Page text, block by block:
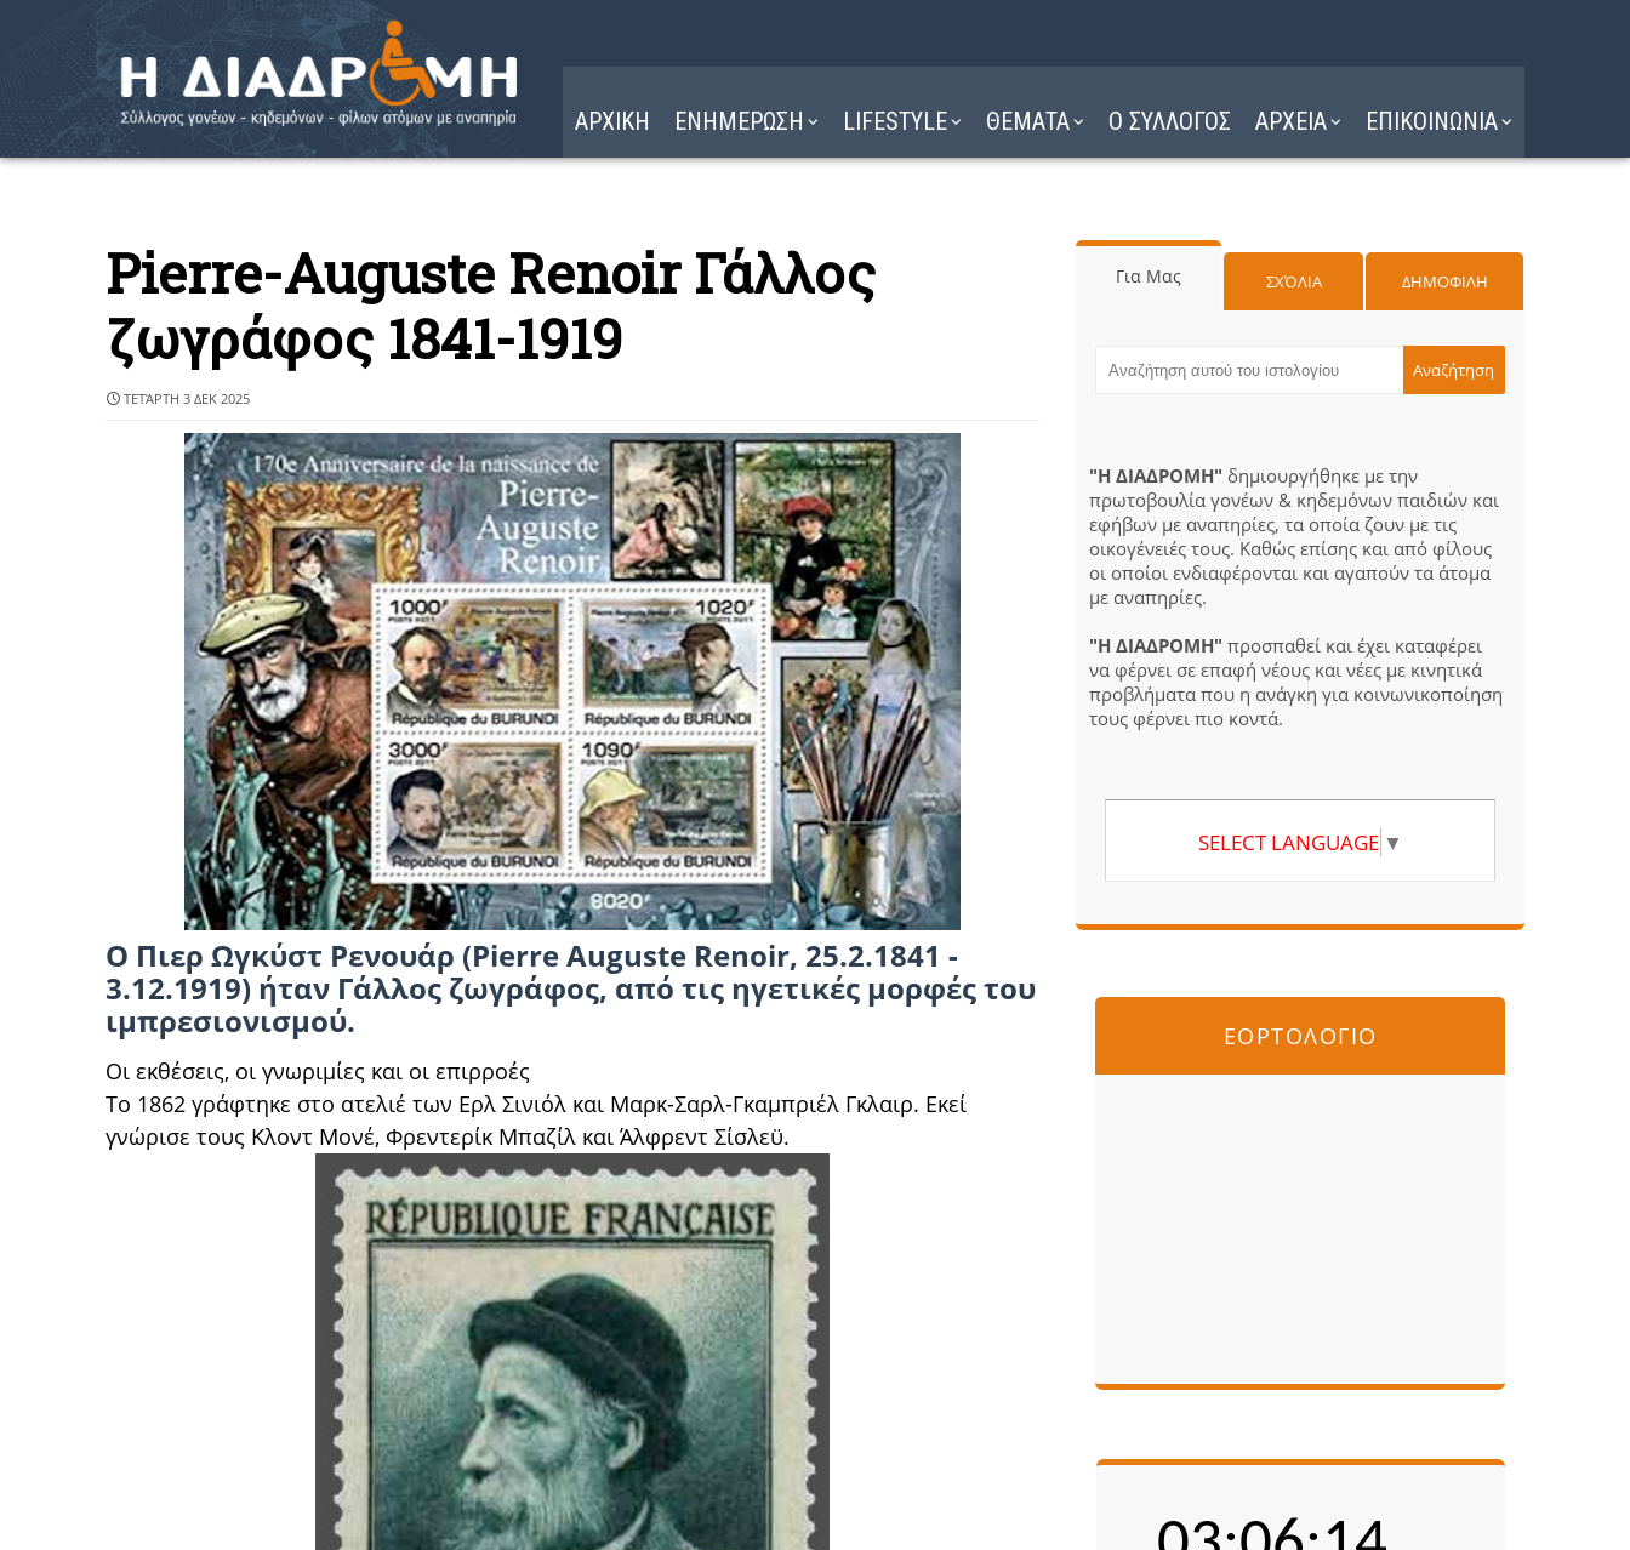
ΑΡΧΙΚΗ ΕΝΗΜΕΡΩΣΗ LIFESTYLE ΘΕΜΑΤΑ Ο ΣΥΛΛΟΓΟΣ ΑΡΧΕΙΑ ΕΠΙΚΟΙΝΩΝΙΑ
Pierre-Auguste Renoir Γάλλος
ζωγράφος 1841-1919
ΤΕΤΆΡΤΗ 3 ΔΕΚ 2025
Ο Πιερ Ωγκύστ Ρενουάρ (Pierre Auguste Renoir, 25.2.1841 -
3.12.1919) ήταν Γάλλος ζωγράφος, από τις ηγετικές μορφές του
ιμπρεσιονισμού.
Οι εκθέσεις, οι γνωριμίες και οι επιρροές
Το 1862 γράφτηκε στο ατελιέ των Ερλ Σινιόλ και Μαρκ-Σαρλ-Γκαμπριέλ Γκλαιρ. Εκεί
γνώρισε τους Κλοντ Μονέ, Φρεντερίκ Μπαζίλ και Άλφρεντ Σίσλεϋ.
Για Μας ΣΧΌΛΙΑ ΔΗΜΟΦΙΛΗ
"Η ΔΙΑΔΡΟΜΗ" δημιουργήθηκε με την
πρωτοβουλία γονέων & κηδεμόνων παιδιών και
εφήβων με αναπηρίες, τα οποία ζουν με τις
οικογένειές τους. Καθώς επίσης και από φίλους
οι οποίοι ενδιαφέρονται και αγαπούν τα άτομα
με αναπηρίες.
"Η ΔΙΑΔΡΟΜΗ" προσπαθεί και έχει καταφέρει
να φέρνει σε επαφή νέους και νέες με κινητικά
προβλήματα που η ανάγκη για κοινωνικοποίηση
τους φέρνει πιο κοντά.
SELECT LANGUAGE ▼
ΕΟΡΤΟΛΟΓΙΟ